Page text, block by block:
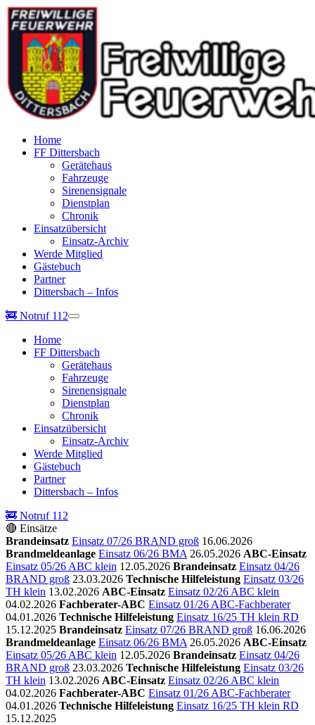
Home
FF Dittersbach
Gerätehaus
Fahrzeuge
Sirenensignale
Dienstplan
Chronik
Einsatzübersicht
Einsatz-Archiv
Werde Mitglied
Gästebuch
Partner
Dittersbach – Infos
🚒 Notruf 112
Home
FF Dittersbach
Gerätehaus
Fahrzeuge
Sirenensignale
Dienstplan
Chronik
Einsatzübersicht
Einsatz-Archiv
Werde Mitglied
Gästebuch
Partner
Dittersbach – Infos
🚒 Notruf 112
🔴 Einsätze
Brandeinsatz Einsatz 07/26 BRAND groß 16.06.2026
Brandmeldeanlage Einsatz 06/26 BMA 26.05.2026 ABC-Einsatz
Einsatz 05/26 ABC klein 12.05.2026 Brandeinsatz Einsatz 04/26
BRAND groß 23.03.2026 Technische Hilfeleistung Einsatz 03/26
TH klein 13.02.2026 ABC-Einsatz Einsatz 02/26 ABC klein
04.02.2026 Fachberater-ABC Einsatz 01/26 ABC-Fachberater
04.01.2026 Technische Hilfeleistung Einsatz 16/25 TH klein RD
15.12.2025 Brandeinsatz Einsatz 07/26 BRAND groß 16.06.2026
Brandmeldeanlage Einsatz 06/26 BMA 26.05.2026 ABC-Einsatz
Einsatz 05/26 ABC klein 12.05.2026 Brandeinsatz Einsatz 04/26
BRAND groß 23.03.2026 Technische Hilfeleistung Einsatz 03/26
TH klein 13.02.2026 ABC-Einsatz Einsatz 02/26 ABC klein
04.02.2026 Fachberater-ABC Einsatz 01/26 ABC-Fachberater
04.01.2026 Technische Hilfeleistung Einsatz 16/25 TH klein RD
15.12.2025